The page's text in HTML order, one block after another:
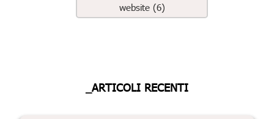
website (6)
_ARTICOLI RECENTI